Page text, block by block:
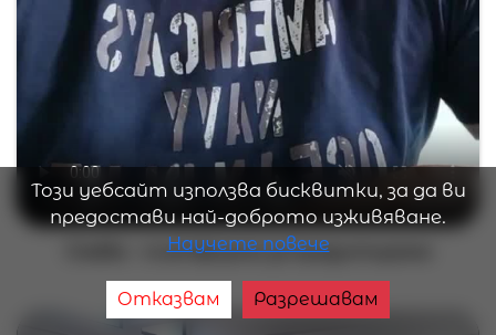
Този уебсайт използва бисквитки, за да ви
предостави най-доброто изживяване.
Научете повече
Отказвам Разрешавам
Credito - платформа за кредитиране